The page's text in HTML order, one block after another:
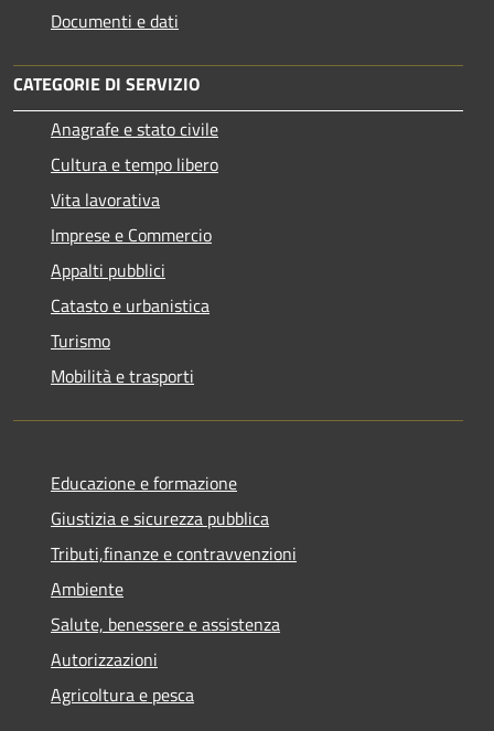
Documenti e dati
CATEGORIE DI SERVIZIO
Anagrafe e stato civile
Cultura e tempo libero
Vita lavorativa
Imprese e Commercio
Appalti pubblici
Catasto e urbanistica
Turismo
Mobilità e trasporti
Educazione e formazione
Giustizia e sicurezza pubblica
Tributi,finanze e contravvenzioni
Ambiente
Salute, benessere e assistenza
Autorizzazioni
Agricoltura e pesca